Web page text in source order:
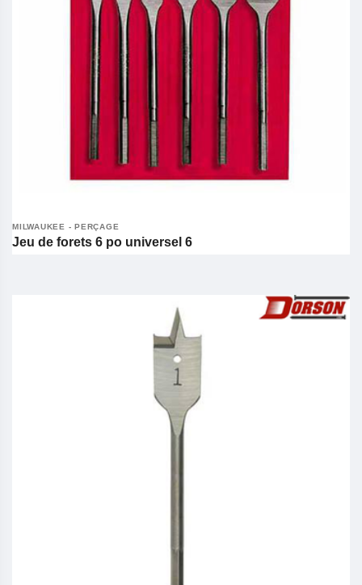
MILWAUKEE - PERÇAGE
Jeu de forets 6 po universel 6